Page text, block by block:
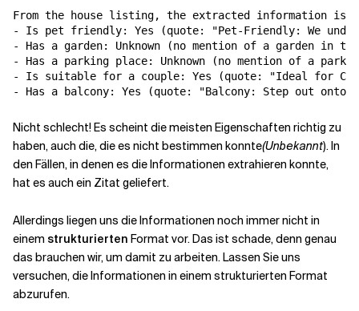
From the house listing, the extracted information is
- Is pet friendly: Yes (quote: "Pet-Friendly: We
- Has a garden: Unknown (no mention of a garden in
- Has a parking place: Unknown (no mention of a
- Is suitable for a couple: Yes (quote: "Ideal for
Nicht schlecht! Es scheint die meisten Eigenschaften richtig zu
haben, auch die, die es nicht bestimmen konnte(Unbekannt). In
den Fällen, in denen es die Informationen extrahieren konnte,
hat es auch ein Zitat geliefert.
Allerdings liegen uns die Informationen noch immer nicht in
einem strukturierten Format vor. Das ist schade, denn genau
das brauchen wir, um damit zu arbeiten. Lassen Sie uns
versuchen, die Informationen in einem strukturierten Format
abzurufen.